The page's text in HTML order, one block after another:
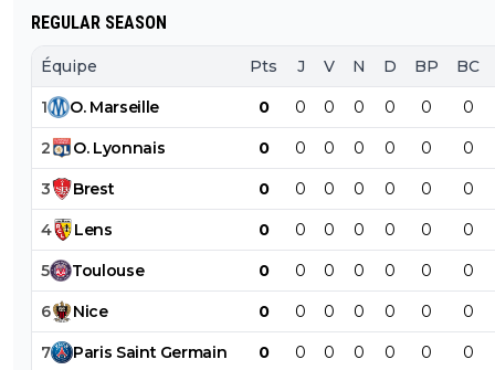
REGULAR SEASON
Équipe Pts J V N D BP BC
1 O. Marseille 0 0 0 0 0 0 0
2 O. Lyonnais 0 0 0 0 0 0 0
3 Brest 0 0 0 0 0 0 0
4 Lens 0 0 0 0 0 0 0
5 Toulouse 0 0 0 0 0 0 0
6 Nice 0 0 0 0 0 0 0
7 Paris Saint Germain 0 0 0 0 0 0 0